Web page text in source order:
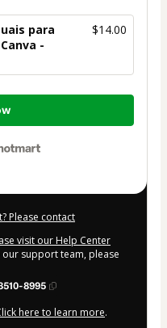
para
-
$14.00
Please contact
visit our Help Center
support team, please
8995
here to learn more.